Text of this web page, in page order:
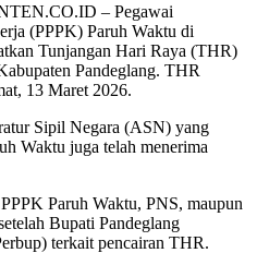
– Pegawai
(PPPK) Paruh Waktu di
Tunjangan Hari Raya (THR)
Pandeglang. THR
13 Maret 2026.
Sipil Negara (ASN) yang
Waktu juga telah menerima
Paruh Waktu, PNS, maupun
Bupati Pandeglang
terkait pencairan THR.